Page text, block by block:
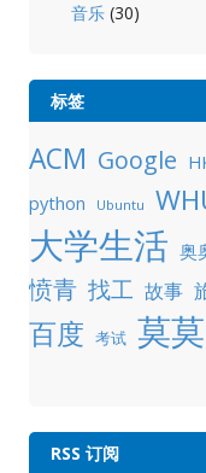
音乐 (30)
标签
ACM Google
python Ubuntu
大学生活 奥
愤青 找工 故事
百度 考试 莫莫
RSS 订阅